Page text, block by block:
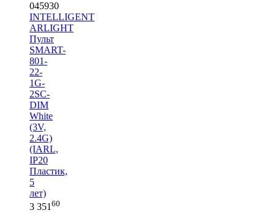
045930
INTELLIGENT
ARLIGHT
Пульт
SMART-
801-
22-
1G-
2SC-
DIM
White
(3V,
2.4G)
(IARL,
IP20
Пластик,
5
лет)
3 35160